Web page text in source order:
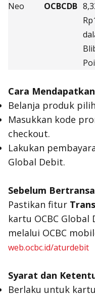
Neo
OCBCDB
Cara
Belanja produk
Masukkan kode
checkout.
Lakukan
Global Debit.
Sebelum
Pastikan fitur
kartu OCBC
melalui OCBC
web.ocbc.id/aturdebit
Syarat dan
Berlaku untuk